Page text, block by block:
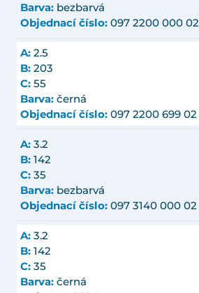
Barva: bezbarvá
Objednací číslo: 097 2200 000 02
A: 2.5
B: 203
C: 55
Barva: černá
Objednací číslo: 097 2200 699 02
A: 3.2
B: 142
C: 35
Barva: bezbarvá
Objednací číslo: 097 3140 000 02
A: 3.2
B: 142
C: 35
Barva: černá